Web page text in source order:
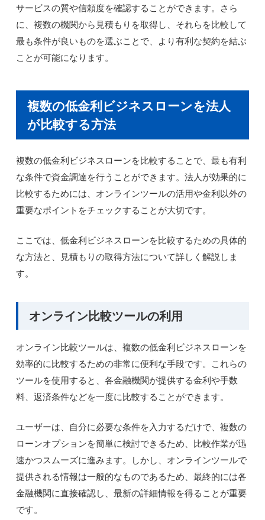
サービスの質や信頼度を確認することができます。さら
に、複数の機関から見積もりを取得し、それらを比較して
最も条件が良いものを選ぶことで、より有利な契約を結ぶ
ことが可能になります。
複数の低金利ビジネスローンを法人
が比較する方法
複数の低金利ビジネスローンを比較することで、最も有利
な条件で資金調達を行うことができます。法人が効果的に
比較するためには、オンラインツールの活用や金利以外の
重要なポイントをチェックすることが大切です。
ここでは、低金利ビジネスローンを比較するための具体的
な方法と、見積もりの取得方法について詳しく解説しま
す。
オンライン比較ツールの利用
オンライン比較ツールは、複数の低金利ビジネスローンを
効率的に比較するための非常に便利な手段です。これらの
ツールを使用すると、各金融機関が提供する金利や手数
料、返済条件などを一度に比較することができます。
ユーザーは、自分に必要な条件を入力するだけで、複数の
ローンオプションを簡単に検討できるため、比較作業が迅
速かつスムーズに進みます。しかし、オンラインツールで
提供される情報は一般的なものであるため、最終的には各
金融機関に直接確認し、最新の詳細情報を得ることが重要
です。